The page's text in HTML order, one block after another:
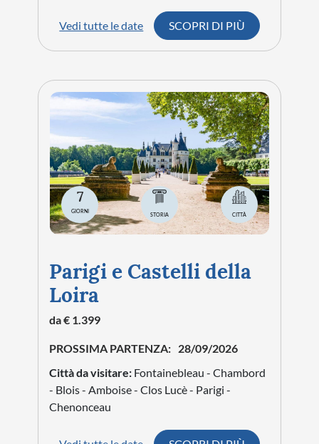
Vedi tutte le date SCOPRI DI PIÙ
7
GIORNI
STORIA CITTÀ
Parigi e Castelli della
Loira
da € 1.399
PROSSIMA PARTENZA: 28/09/2026
Città da visitare: Fontainebleau - Chambord
- Blois - Amboise - Clos Lucè - Parigi -
Chenonceau